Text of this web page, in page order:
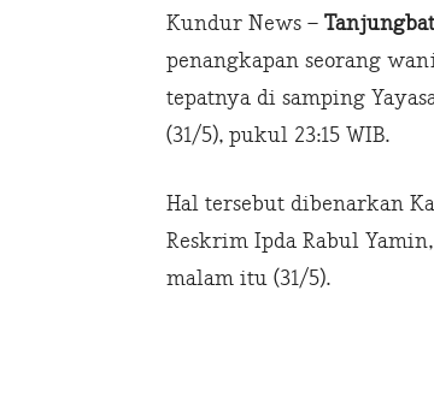
Kundur News –
penangkapan seorang
tepatnya di samping
(31/5), pukul 23:15 WIB.
Hal tersebut dibenarkan
Reskrim Ipda Rabul
malam itu (31/5).